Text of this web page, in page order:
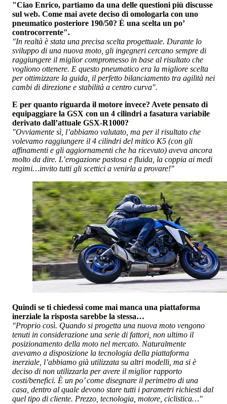
"Ciao Enrico, partiamo da una delle questioni più discusse
sul web. Come mai avete deciso di omologarla con uno
pneumatico posteriore 190/50? È una scelta un po’
controcorrente".
"In realtà è stata una precisa scelta progettuale. Durante lo
sviluppo di una nuova moto, gli ingegneri cercano sempre di
raggiungere il miglior compromesso in base al risultato che
vogliono ottenere. E questo pneumatico era la migliore scelta
per ottimizzare la guida, il perfetto bilanciamento tra agilità nei
cambi di direzione e stabilità a centro curva".
E per quanto riguarda il motore invece? Avete pensato di
equipaggiare la GSX con un 4 cilindri a fasatura variabile
derivato dall’attuale GSX-R1000?
"Ovviamente sì, l’abbiamo valutato, ma per il risultato che
volevamo raggiungere il 4 cilindri del mitico K5 (con gli
affinamenti e gli aggiornamenti che ha ricevuto) aveva ancora
molto da dire. L’erogazione pastosa e fluida, la coppia ai medi
regimi…invito tutti gli scettici a venirla a provare!"
Quindi se ti chiedessi come mai manca una piattaforma
inerziale la risposta sarebbe la stessa…
"Proprio così. Quando si progetta una nuova moto vengono
tenuti in considerazione una serie di fattori, non ultimo il
posizionamento della moto nel mercato. Naturalmente
avevamo a disposizione la tecnologia della piattaforma
inerziale, l’abbiamo già utilizzata su altri modelli, ma si è
deciso di non utilizzarla per avere il miglior rapporto
costi/benefici. È un po’ come disegnare il perimetro di una
casa, dentro al quale devono stare tutti i parametri richiesti dal
quel tipo di cliente. Prezzo, tecnologia, motore, ciclistica…"